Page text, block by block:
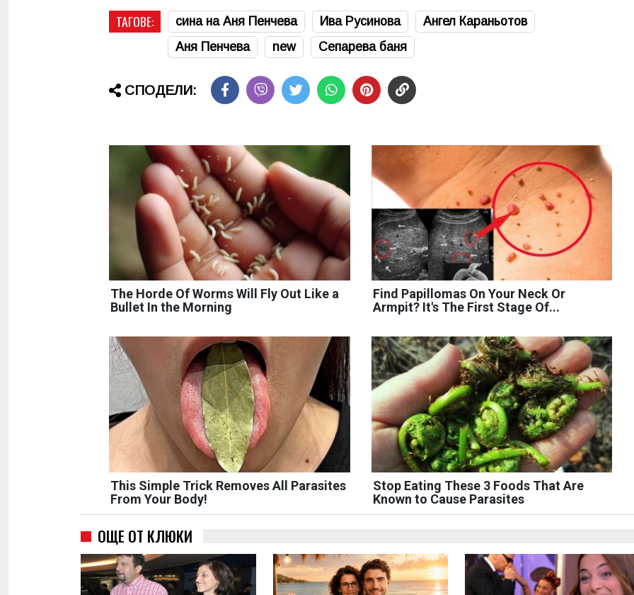
ТАГОВЕ: сина на Аня Пенчева Ива Русинова
Ангел Караньотов
Аня Пенчева
new Сепарева баня
СПОДЕЛИ:
The Horde Of Worms Will Fly Out Like a
Bullet In the Morning
Find Papillomas On Your Neck Or
Armpit? It's The First Stage Of...
This Simple Trick Removes All Parasites
From Your Body!
Stop Eating These 3 Foods That Are
Known to Cause Parasites
ОЩЕ ОТ КЛЮКИ